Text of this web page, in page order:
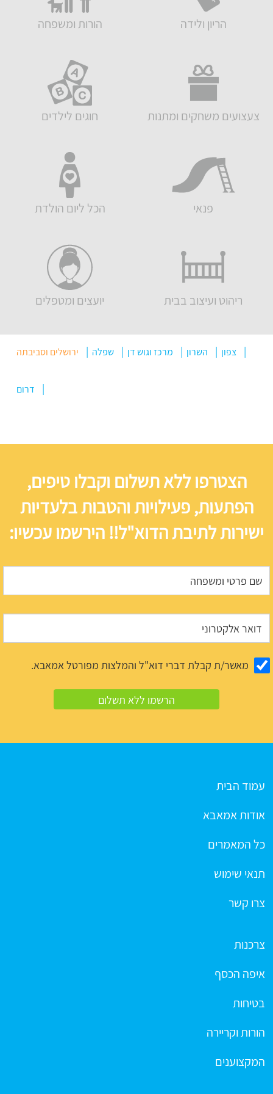
הורות ומשפחה הריון ולידה
חוגים לילדים צעצועים משחקים ומתנות
הכל ליום הולדת פנאי
יועצים ומטפלים ריהוט ועיצוב בבית
צפון השרון מרכז וגוש דן שפלה ירושלים וסביבתה
דרום
הצטרפו ללא תשלום וקבלו טיפים,
הפתעות, פעילויות והטבות בלעדיות
ישירות לתיבת הדוא"ל!! הירשמו עכשיו:
מאשר/ת קבלת דברי דוא"ל והמלצות מפורטל אמאבא.
עמוד הבית
אודות אמאבא
כל המאמרים
תנאי שימוש
צרו קשר
צרכנות
איפה הכסף
בטיחות
הורות וקריירה
המקצוענים